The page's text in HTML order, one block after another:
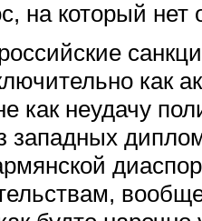
на который нет
как
как неудачу
западных